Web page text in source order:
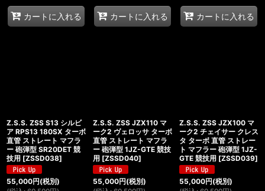
カートに入れる カートに入れる カートに入れる
Z.S.S. ZSS S13 シルビ
ア RPS13 180SX ターボ
直管 ストレート マフラ
ー 砲弾型 SR20DET 競
技用 [ZSSD038]
55,000円(税別)
Z.S.S. ZSS JZX110 マ
ーク2 ヴェロッサ ターボ
直管 ストレート マフラ
ー 砲弾型 1JZ-GTE 競技
用 [ZSSD040]
55,000円(税別)
Z.S.S. ZSS JZX100 マ
ーク2 チェイサー クレス
タ ターボ 直管 ストレー
ト マフラー 砲弾型 1JZ-
GTE 競技用 [ZSSD039]
55,000円(税別)